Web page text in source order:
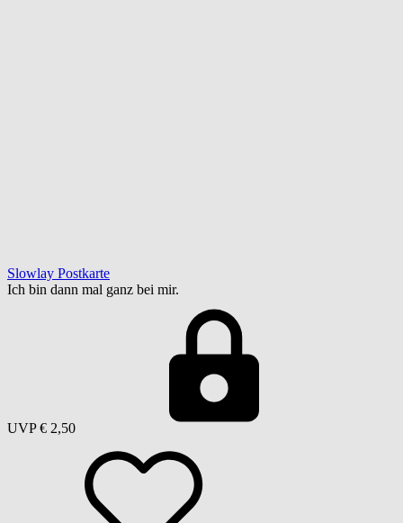
Slowlay Postkarte
Ich bin dann mal ganz bei mir.
UVP € 2,50